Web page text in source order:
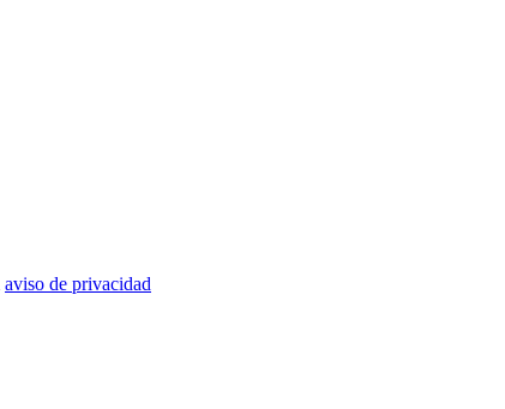
aviso de privacidad